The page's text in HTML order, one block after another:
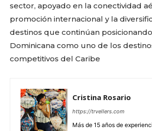
sector, apoyado en la conectividad
promoción internacional y la
destinos que continúan
Dominicana como uno de los
competitivos del Caribe
Cristina Rosario
https://trvellers.com
Más de 15 años de